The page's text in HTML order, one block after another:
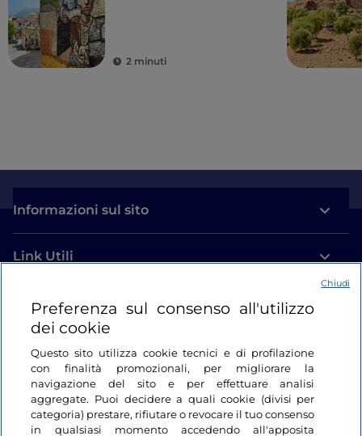
2 minuti
Informazioni sul sito
Link Utili
Login
Restiamo in contatto
Preferenza sul consenso all'utilizzo
dei cookie
Questo sito utilizza cookie tecnici e di profilazione
con finalità promozionali, per migliorare la
navigazione del sito e per effettuare analisi
aggregate. Puoi decidere a quali cookie (divisi per
categoria) prestare, rifiutare o revocare il tuo consenso
in qualsiasi momento accedendo all'apposita
Chiudi